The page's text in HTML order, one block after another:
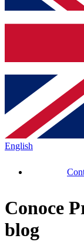
English
Conoce
blog